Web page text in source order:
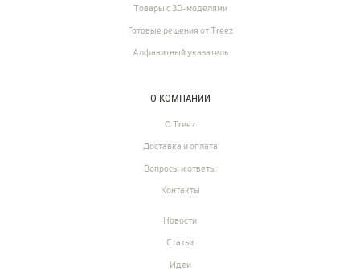
Товары с 3D-моделями
Готовые решения от Treez
Алфавитный указатель
О КОМПАНИИ
О Treez
Доставка и оплата
Вопросы и ответы
Контакты
Новости
Статьи
Идеи
Товары с 3D-моделями 502
Готовые решения от Treez
Алфавитный указатель